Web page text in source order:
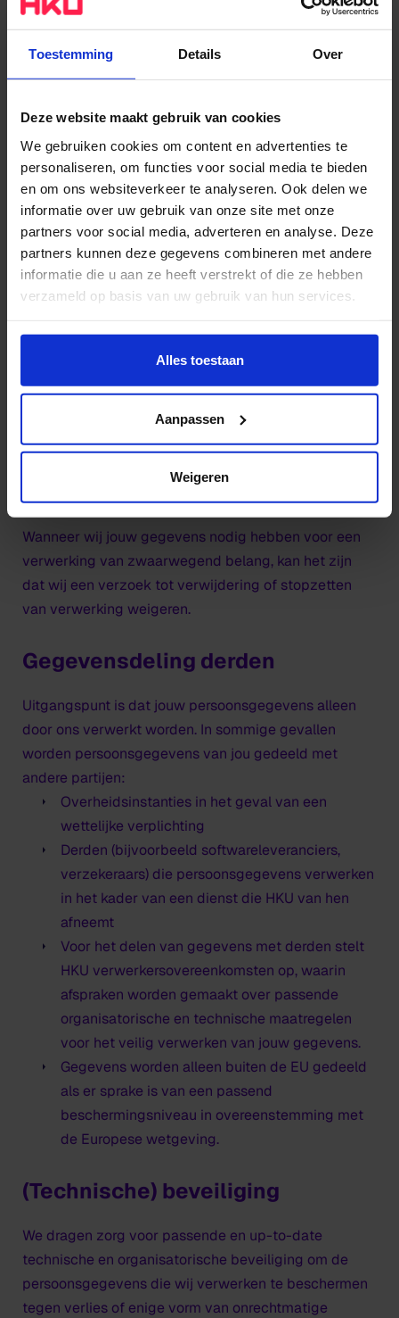
Toestemming Details Over
Deze website maakt gebruik van cookies
We gebruiken cookies om content en advertenties te
personaliseren, om functies voor social media te bieden
en om ons websiteverkeer te analyseren. Ook delen we
informatie over uw gebruik van onze site met onze
partners voor social media, adverteren en analyse. Deze
partners kunnen deze gegevens combineren met andere
informatie die u aan ze heeft verstrekt of die ze hebben
verzameld op basis van uw gebruik van hun services.
Wil je meer weten of de voorkeur aanpassen, bekijk dan
https://www.hku.nl/privacy-statement-en-
Alles toestaan
Aanpassen
Weigeren
De persoonsgegevens worden een maand na
oplevering van onderzoeksdata en rapportage
vernietigd.
Grondslag:
Verwerker:
Researchcentrum voor Onderwijs en Arbeidsmarkt
(ROA)
anderen
onderbouwen van een rechtsvordering
Verzoeken hiertoe kunnen worden ingediend via het
e-mailadresprivacy@hku.nl. Op dit adres kun je ook
terecht met vragen ten aanzien van de verwerking
van persoonsgegevens door HKU. Wanneer je een
verzoek ter uitoefening van je rechten bij ons indient,
kan het zijn dat we je vragen om aanvullende
identificatie.
30 dagen na ontvangst. Verzoeken worden door ons
op redelijkheid en haalbaarheid getoetst. Als een
verzoek niet binnen de reguliere termijn kan worden
afgehandeld dan kunnen wij de termijn van
Wij laten je in dat geval weten waarom dit nodig is.
Wanneer wij jouw gegevens nodig hebben voor een
verwerking van zwaarwegend belang, kan het zijn
dat wij een verzoek tot verwijdering of stopzetten
van verwerking weigeren.
Gegevensdeling derden
Uitgangspunt is dat jouw persoonsgegevens alleen
door ons verwerkt worden. In sommige gevallen
worden persoonsgegevens van jou gedeeld met
andere partijen:
Overheidsinstanties in het geval van een
wettelijke verplichting
Derden (bijvoorbeeld softwareleveranciers,
verzekeraars) die persoonsgegevens verwerken
in het kader van een dienst die HKU van hen
afneemt
Voor het delen van gegevens met derden stelt
HKU verwerkersovereenkomsten op, waarin
afspraken worden gemaakt over passende
organisatorische en technische maatregelen
voor het veilig verwerken van jouw gegevens.
Gegevens worden alleen buiten de EU gedeeld
als er sprake is van een passend
beschermingsniveau in overeenstemming met
de Europese wetgeving.
(Technische) beveiliging
We dragen zorg voor passende en up-to-date
technische en organisatorische beveiliging om de
persoonsgegevens die wij verwerken te beschermen
tegen verlies of enige vorm van onrechtmatige